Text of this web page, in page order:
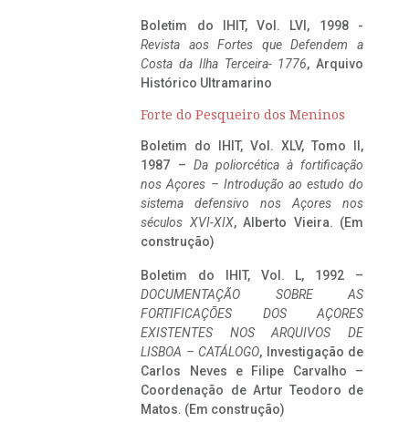
Boletim do IHIT, Vol. LVI, 1998 -
Revista aos Fortes que Defendem a
Costa da Ilha Terceira- 1776, Arquivo
Histórico Ultramarino
Forte do Pesqueiro dos Meninos
Boletim do IHIT, Vol. XLV, Tomo II,
1987 – Da poliorcética à fortificação
nos Açores – Introdução ao estudo do
sistema defensivo nos Açores nos
séculos XVI-XIX, Alberto Vieira. (Em
construção)
Boletim do IHIT, Vol. L, 1992 –
DOCUMENTAÇÃO SOBRE AS
FORTIFICAÇÕES DOS AÇORES
EXISTENTES NOS ARQUIVOS DE
LISBOA – CATÁLOGO, Investigação de
Carlos Neves e Filipe Carvalho –
Coordenação de Artur Teodoro de
Matos. (Em construção)